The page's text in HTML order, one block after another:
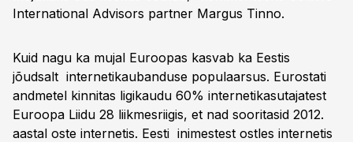
International Advisors partner Margus Tinno.
Kuid nagu ka mujal Euroopas kasvab ka Eestis
jõudsalt internetikaubanduse populaarsus. Eurostati
andmetel kinnitas ligikaudu 60% internetikasutajatest
Euroopa Liidu 28 liikmesriigis, et nad sooritasid 2012.
aastal oste internetis. Eesti inimestest ostles internetis